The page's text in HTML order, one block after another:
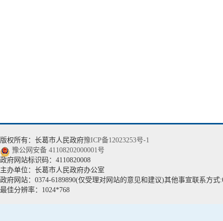
版权所有：长葛市人民政府豫ICP备12023253号-1
豫公网安备 41108202000001号
政府网站标识码：4110820008
主办单位：长葛市人民政府办公室
政府网站：0374-6189890(仅受理对网站的意见和建议)其他事宣联系方式
最佳分辨率：1024*768